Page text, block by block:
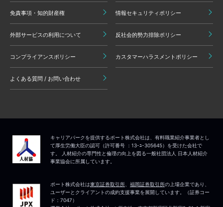
免責事項・知的財産権 情報セキュリティポリシー
外部サービスの利用について 反社会的勢力排除ポリシー
コンプライアンスポリシー カスタマーハラスメントポリシー
よくある質問 / お問い合わせ